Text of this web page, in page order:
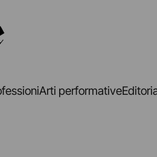
Arti performative